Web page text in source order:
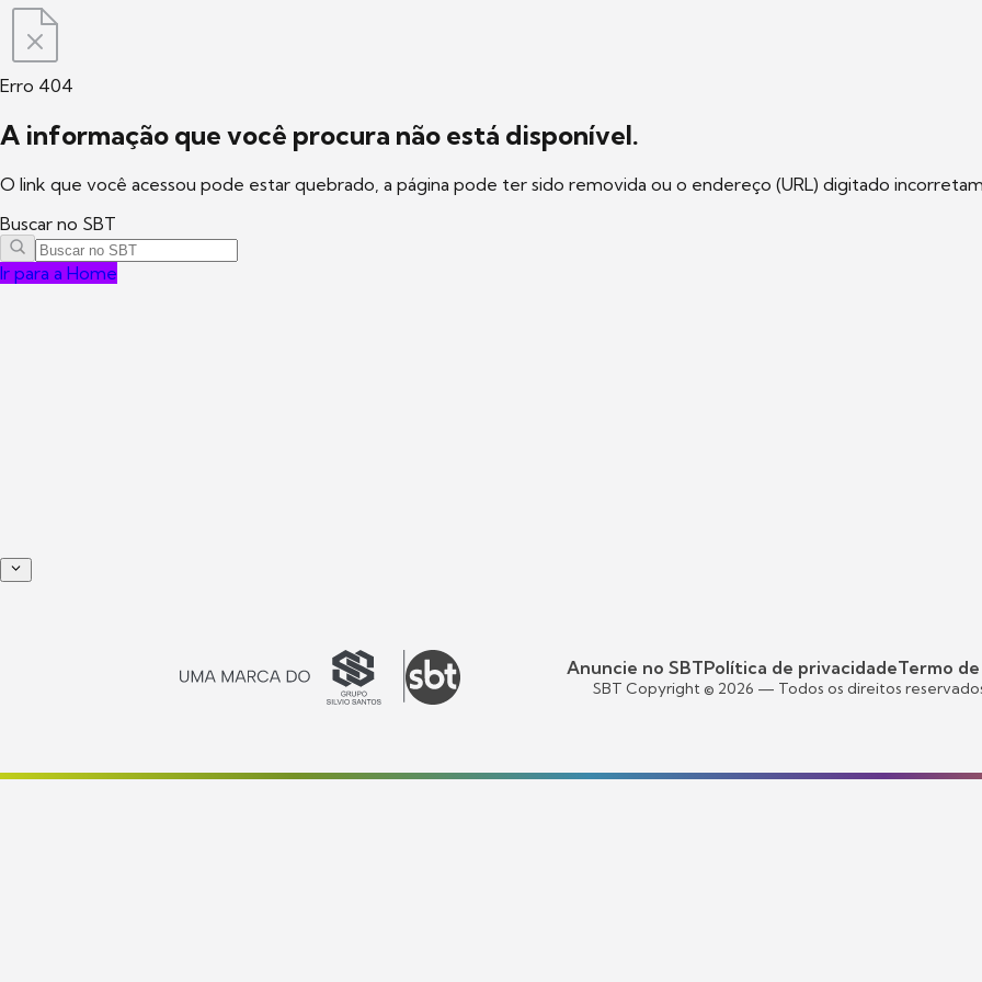
Erro 404
A informação que você procura não está disponível.
O link que você acessou pode estar quebrado, a página pode ter sido removida ou o endereço (URL) digitado
Buscar no SBT
Ir para a Home
Anuncie no SBTPolítica de privacidadeTermo de
SBT Copyright © 2026 — Todos os direitos